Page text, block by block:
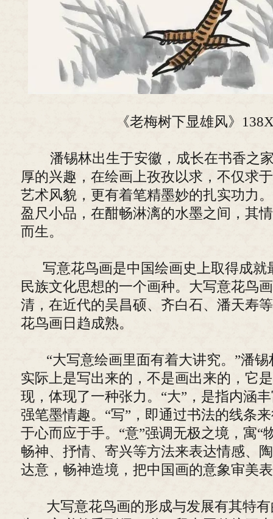
《老梅树下显雄风》
潘锡林出生于安徽，成长在书香之家
厚的兴趣，在绘画上孜孜以求，不仅求
艺术风貌，更有着笔精墨妙的扎实功力
盈尺小品，在酣畅淋漓的水墨之间，其
而生。
写意花鸟画是中国绘画史上取得成就
民族文化思想的一个画种。大写意花鸟
清，在近代的吴昌硕、齐白石、潘天寿
花鸟画日趋成熟。
“大写意绘画里面有着大讲究。”潘锡
实际上是写出来的，不是画出来的，它
现，体现了一种张力。“大”，是指内涵
强笔墨情趣。“写”，即通过书法的线条
于心而应于手。“意”强调无极之境，寓“
畅神、抒情、寄兴等方法来表达情感、
达意，畅神造境，把中国画的意象审美
大写意花鸟画的形成与发展有其特有